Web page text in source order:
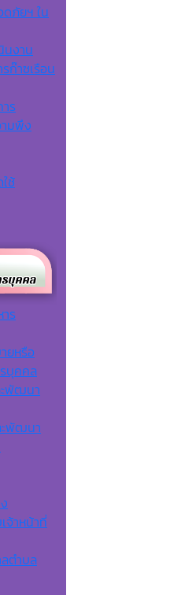
ภัยฯ ใน
นงาน
ก๊าซเรือน
ร
มพึง
ช้
ร
ยหรือ
บุคคล
พัฒนา
ะพัฒนา
จ้าหน้าที่
ตำบล